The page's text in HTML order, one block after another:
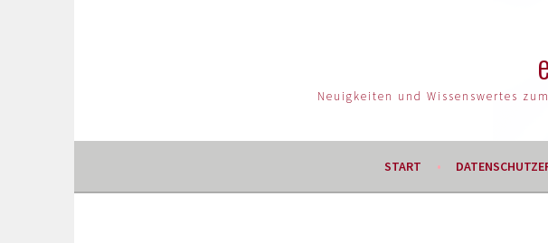
Neuigkeiten und Wissenswertes
START